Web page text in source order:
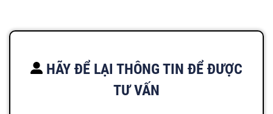
HÃY ĐỂ LẠI THÔNG TIN ĐỂ ĐƯỢC
TƯ VẤN